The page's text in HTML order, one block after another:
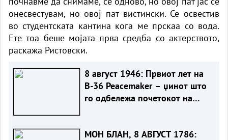
онесвестувам, но овој пат вистински. Се освестив
во студентската кантина кога ме прскаа со вода.
Ете тоа беше мојата прва средба со актерството,
раскажа Ристовски.
8 август 1946: Првиот лет на
B-36 Peacemaker – џинот што
го одбележа почетокот на
МОН БЛАН, 8 АВГУСТ 1786: